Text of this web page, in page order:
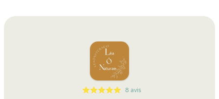
5
1
5
8 8 avis